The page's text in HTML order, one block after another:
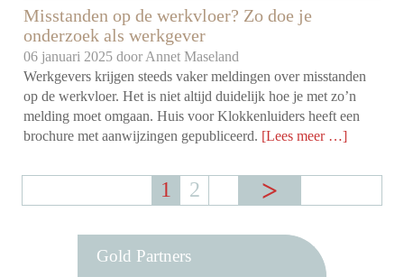
Misstanden op de werkvloer? Zo doe je
onderzoek als werkgever
06 januari 2025 door Annet Maseland
Werkgevers krijgen steeds vaker meldingen over misstanden
op de werkvloer. Het is niet altijd duidelijk hoe je met zo’n
melding moet omgaan. Huis voor Klokkenluiders heeft een
brochure met aanwijzingen gepubliceerd. [Lees meer …]
1 2
Gold Partners